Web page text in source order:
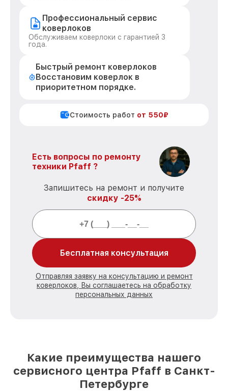
Профессиональный сервис
коверлоков
Обслуживаем коверлоки с гарантией 3
года.
Быстрый ремонт коверлоков
Восстановим коверлок в
приоритетном порядке.
Стоимость работ от 550₽
Есть вопросы по ремонту
техники Pfaff ?
Запишитесь на ремонт и получите
скидку -25%
Бесплатная консультация
Отправляя заявку на консультацию и ремонт
коверлоков, Вы соглашаетесь на обработку
персональных данных
Какие преимущества нашего
сервисного центра Pfaff в Санкт-
Петербурге